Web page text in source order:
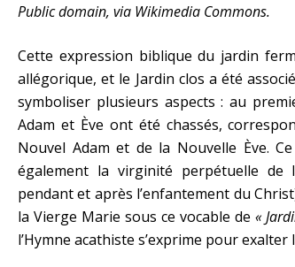
Public domain, via Wikimedia Commons.
Cette expression biblique du jardin
allégorique, et le Jardin clos a été
symboliser plusieurs aspects : au
Adam et Ève ont été chassés,
Nouvel Adam et de la Nouvelle Ève.
également la virginité perpétuelle de
pendant et après l’enfantement du
la Vierge Marie sous ce vocable de «
l’Hymne acathiste s’exprime pour